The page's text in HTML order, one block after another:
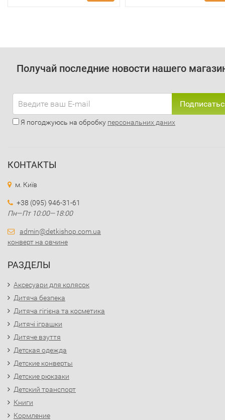
Получай последние новости нашего
Я погоджуюсь на обробку персональних даних
КОНТАКТЫ
м. Київ
+38 (095) 946-31-61
Пн—Пт 10:00—18:00
admin@detkishop.com.ua
конверт на овчине
РАЗДЕЛЫ
Аксесуари для колясок
Дитяча безпека
Дитяча гігієна та косметика
Дитячі іграшки
Дитяче взуття
Детская одежда
Детские конверты
Детские рюкзаки
Детский транспорт
Книги
Кормление